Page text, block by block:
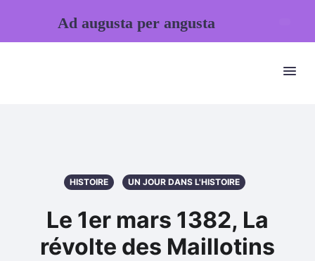
HISTOIRE UN JOUR DANS L'HISTOIRE
Le 1er mars 1382, La
révolte des Maillotins
Ad augusta per angusta